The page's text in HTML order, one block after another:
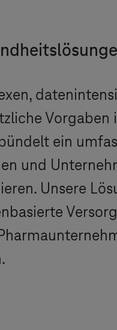
Vorgaben
ein
und
Unsere